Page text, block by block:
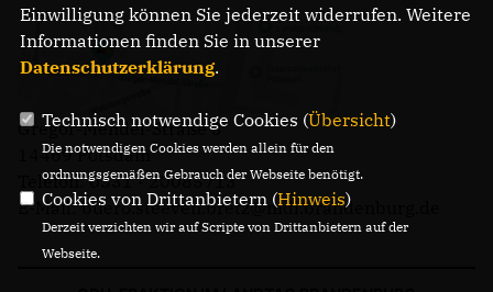
Gregor-Mendel-Straße 3
14469 Potsdam
Telefon: 0331 - 20085713
E-Mail: buero.steeven.bretz@mdl.brandenburg.de
Einwilligung können Sie jederzeit widerrufen. Weitere
Informationen finden Sie in unserer
Datenschutzerklärung.
Technisch notwendige Cookies (Übersicht)
Die notwendigen Cookies werden allein für den
ordnungsgemäßen Gebrauch der Webseite benötigt.
Cookies von Drittanbietern (Hinweis)
Derzeit verzichten wir auf Scripte von Drittanbietern auf der
Webseite.